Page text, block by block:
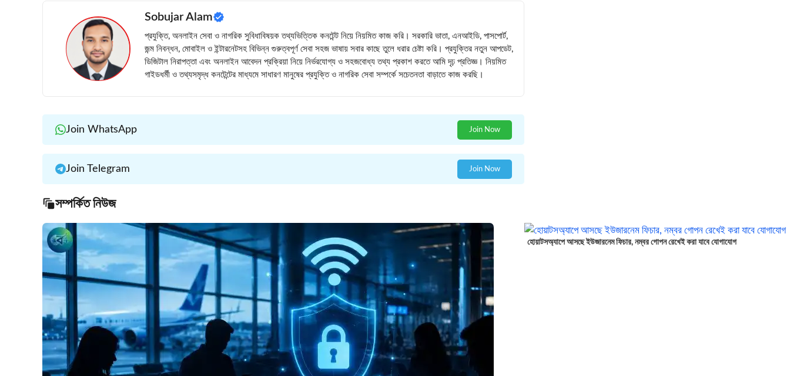
Sobujar Alam
প্রযুক্তি, অনলাইন সেবা ও নাগরিক সুবিধাবিষয়ক তথ্যভিত্তিক কনটেন্ট নিয়ে নিয়মিত কাজ করি। সরকারি ভাতা, এনআইডি, পাসপোর্ট,
জন্ম নিবন্ধন, মোবাইল ও ইন্টারনেটসহ বিভিন্ন গুরুত্বপূর্ণ সেবা সহজ ভাষায় সবার কাছে তুলে ধরার চেষ্টা করি। প্রযুক্তির নতুন আপডেট,
ডিজিটাল নিরাপত্তা এবং অনলাইন আবেদন প্রক্রিয়া নিয়ে নির্ভরযোগ্য ও সহজবোধ্য তথ্য প্রকাশ করতে আমি দৃঢ় প্রতিজ্ঞ। নিয়মিত
গাইডধর্মী ও তথ্যসমৃদ্ধ কনটেন্টের মাধ্যমে সাধারণ মানুষের প্রযুক্তি ও নাগরিক সেবা সম্পর্কে সচেতনতা বাড়াতে কাজ করছি।
Join WhatsApp Join Now
Join Telegram Join Now
সম্পর্কিত নিউজ
হোয়াটসঅ্যাপে আসছে ইউজারনেম ফিচার, নম্বর গোপন রেখেই করা যাবে যোগাযোগ